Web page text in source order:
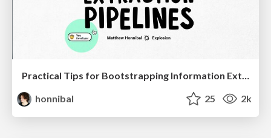
Practical Tips for Bootstrapping Information Extraction Pipelines
honnibal
25 2k